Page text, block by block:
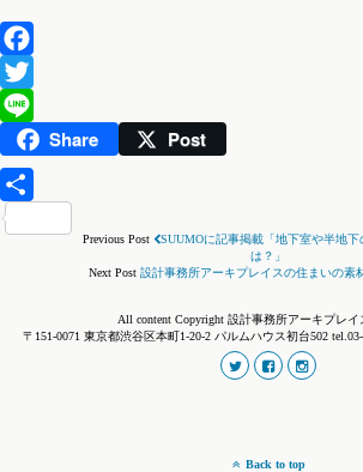
Facebook
Twitter
Line Share Post
Previous Post
SUUMOに記事掲載「地下室や半地
は？」
Next Post 設計事務所アーキプレイスの住まいの素
All content Copyright 設計事務所アーキプレ
〒151-0071 東京都渋谷区本町1-20-2 パルムハウス初台502
Back to top